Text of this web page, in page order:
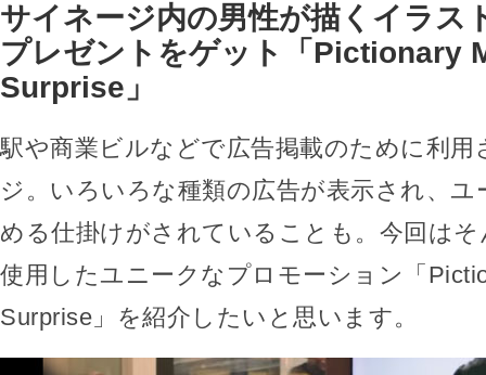
サイネージ内の男性が描くイラス
プレゼントをゲット「Pictionary
Surprise」
駅や商業ビルなどで広告掲載のために利用
ジ。いろいろな種類の広告が表示され、ユ
める仕掛けがされていることも。今回は
使用したユニークなプロモーション「
Surprise」を紹介したいと思います。